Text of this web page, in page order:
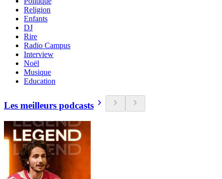
Religion
Enfants
DJ
Rire
Radio Campus
Interview
Noël
Musique
Education
Les meilleurs podcasts